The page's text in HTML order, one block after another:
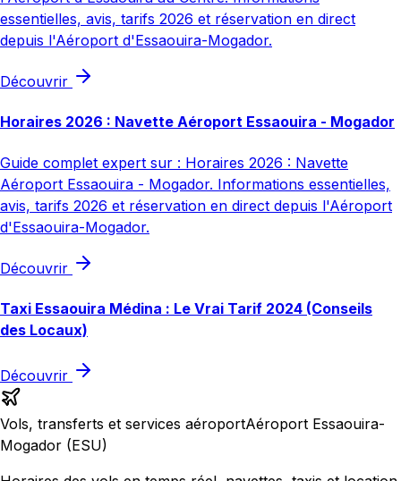
essentielles, avis, tarifs 2026 et réservation en direct
depuis l'Aéroport d'Essaouira-Mogador.
Découvrir
Horaires 2026 : Navette Aéroport Essaouira - Mogador
Guide complet expert sur : Horaires 2026 : Navette
Aéroport Essaouira - Mogador. Informations essentielles,
avis, tarifs 2026 et réservation en direct depuis l'Aéroport
d'Essaouira-Mogador.
Découvrir
Taxi Essaouira Médina : Le Vrai Tarif 2024 (Conseils
des Locaux)
Découvrir
Vols, transferts et services aéroportAéroport Essaouira-
Mogador (ESU)